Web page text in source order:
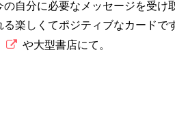
の自分に必要なメッセージを受け
楽しくてポジティブなカードで
や大型書店にて。